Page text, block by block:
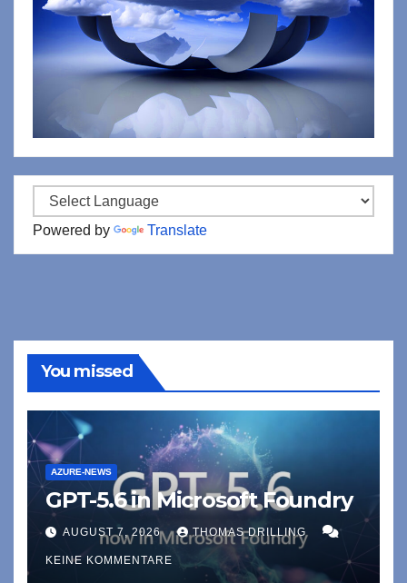
Powered by Translate
You missed
AZURE-NEWS
GPT-5.6 in Microsoft Foundry
AUGUST 7, 2026 THOMAS DRILLING
KEINE KOMMENTARE